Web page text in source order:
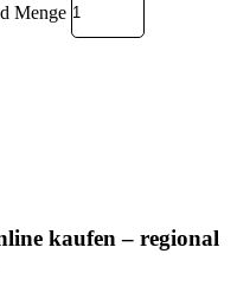
Menge
kaufen – regional